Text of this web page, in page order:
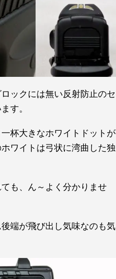
ックには無い反射防止のセ
す。
杯大きなホワイトドットが
ワイトは弓状に湾曲した独
も、ん～よく分かりませ
端が飛び出し気味なのも気